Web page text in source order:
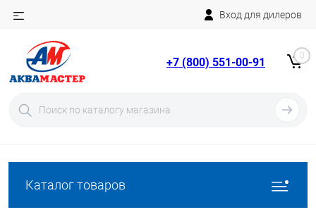
Вход для дилеров
+7 (800) 551-00-91 0
Каталог товаров